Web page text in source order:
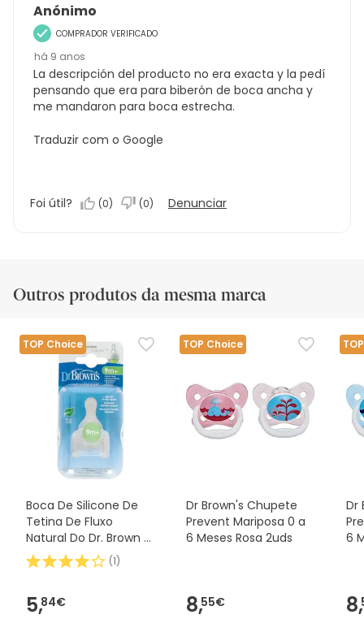
Anónimo
COMPRADOR VERIFICADO
há 9 anos
La descripción del producto no era exacta y la pedí
pensando que era para biberón de boca ancha y
me mandaron para boca estrecha.
Traduzir com o Google
Foi útil? (0) (0) Denunciar
Outros produtos da mesma marca
TOP Choice
Boca De Silicone De
Tetina De Fluxo
Natural Do Dr. Brown E
Padrão 2uds
(1)
5,84€
TOP Choice
Dr Brown's Chupete
Prevent Mariposa 0 a
6 Meses Rosa 2uds
8,55€
Dr
6
8,